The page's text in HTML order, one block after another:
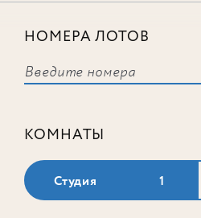
НОМЕРА ЛОТОВ
КОМНАТЫ
Студия 1
соответствует